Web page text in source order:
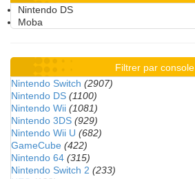
Nintendo DS
Moba
Filtrer par console
Nintendo Switch (2907)
Nintendo DS (1100)
Nintendo Wii (1081)
Nintendo 3DS (929)
Nintendo Wii U (682)
GameCube (422)
Nintendo 64 (315)
Nintendo Switch 2 (233)